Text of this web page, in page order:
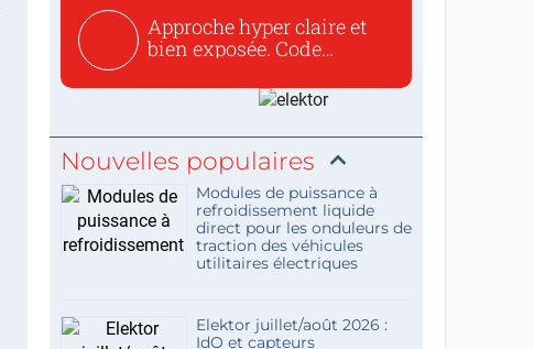
Approche hyper claire et
bien exposée. Code
Nouvelles populaires
Modules de puissance à
refroidissement liquide
direct pour les onduleurs de
traction des véhicules
utilitaires électriques
Elektor juillet/août 2026 :
IdO et capteurs